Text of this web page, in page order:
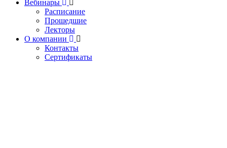
Вебинары
Расписание
Прошедшие
Лекторы
О компании
Контакты
Сертификаты